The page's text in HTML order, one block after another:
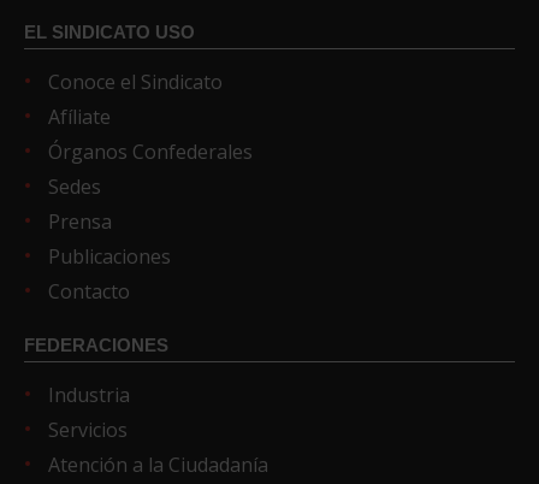
EL SINDICATO USO
Conoce el Sindicato
Afíliate
Órganos Confederales
Sedes
Prensa
Publicaciones
Contacto
FEDERACIONES
Industria
Servicios
Atención a la Ciudadanía